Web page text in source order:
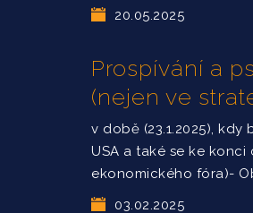
20.05.2025
Prospívání a
(nejen ve
v době (23.1.2025),
USA a také se ke
ekonomického fóra)-
03.02.2025